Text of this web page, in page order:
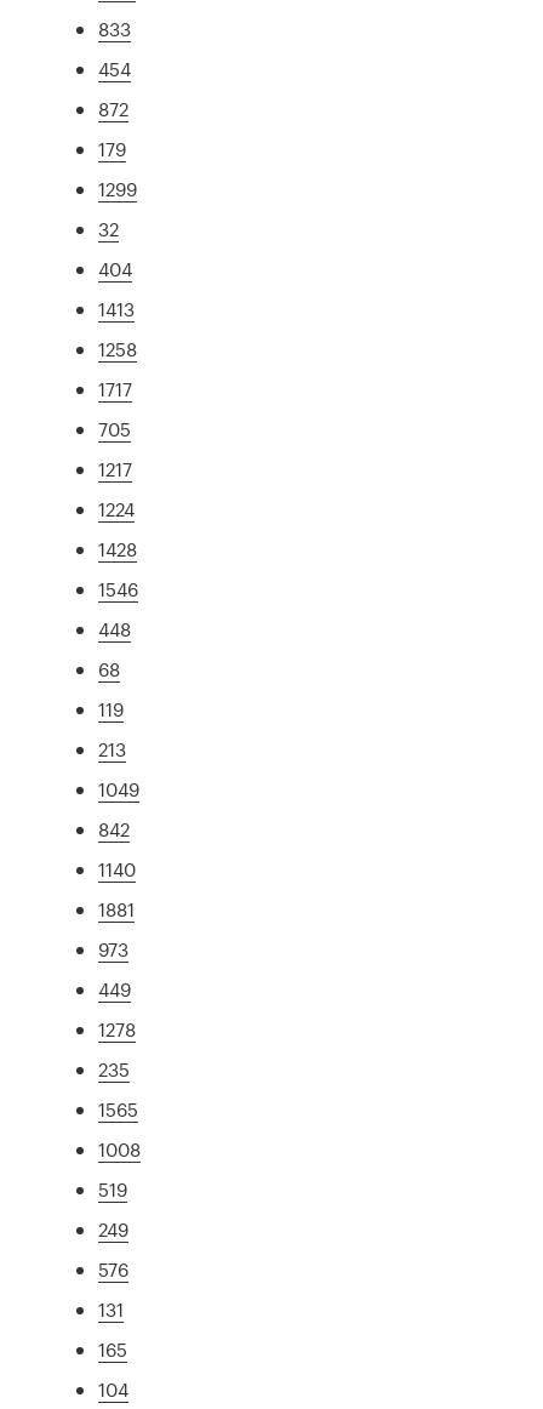
833
454
872
179
1299
32
404
1413
1258
1717
705
1217
1224
1428
1546
448
68
119
213
1049
842
1140
1881
973
449
1278
235
1565
1008
519
249
576
131
165
104